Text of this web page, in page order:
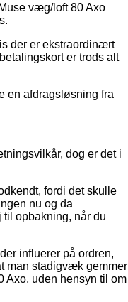
væg/loft 80 Axo
der er ekstraordinært
er trods alt
en afdragsløsning fra
dog er det i
fordi det skulle
nu og da
opbakning, når du
influerer på ordren,
man stadigvæk gemmer
Axo, uden hensyn til om